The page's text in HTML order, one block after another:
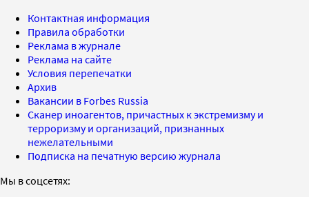
Контактная информация
Правила обработки
Реклама в журнале
Реклама на сайте
Условия перепечатки
Архив
Вакансии в Forbes Russia
Сканер иноагентов, причастных к экстремизму и
терроризму и организаций, признанных
нежелательными
Подписка на печатную версию журнала
Мы в соцсетях: